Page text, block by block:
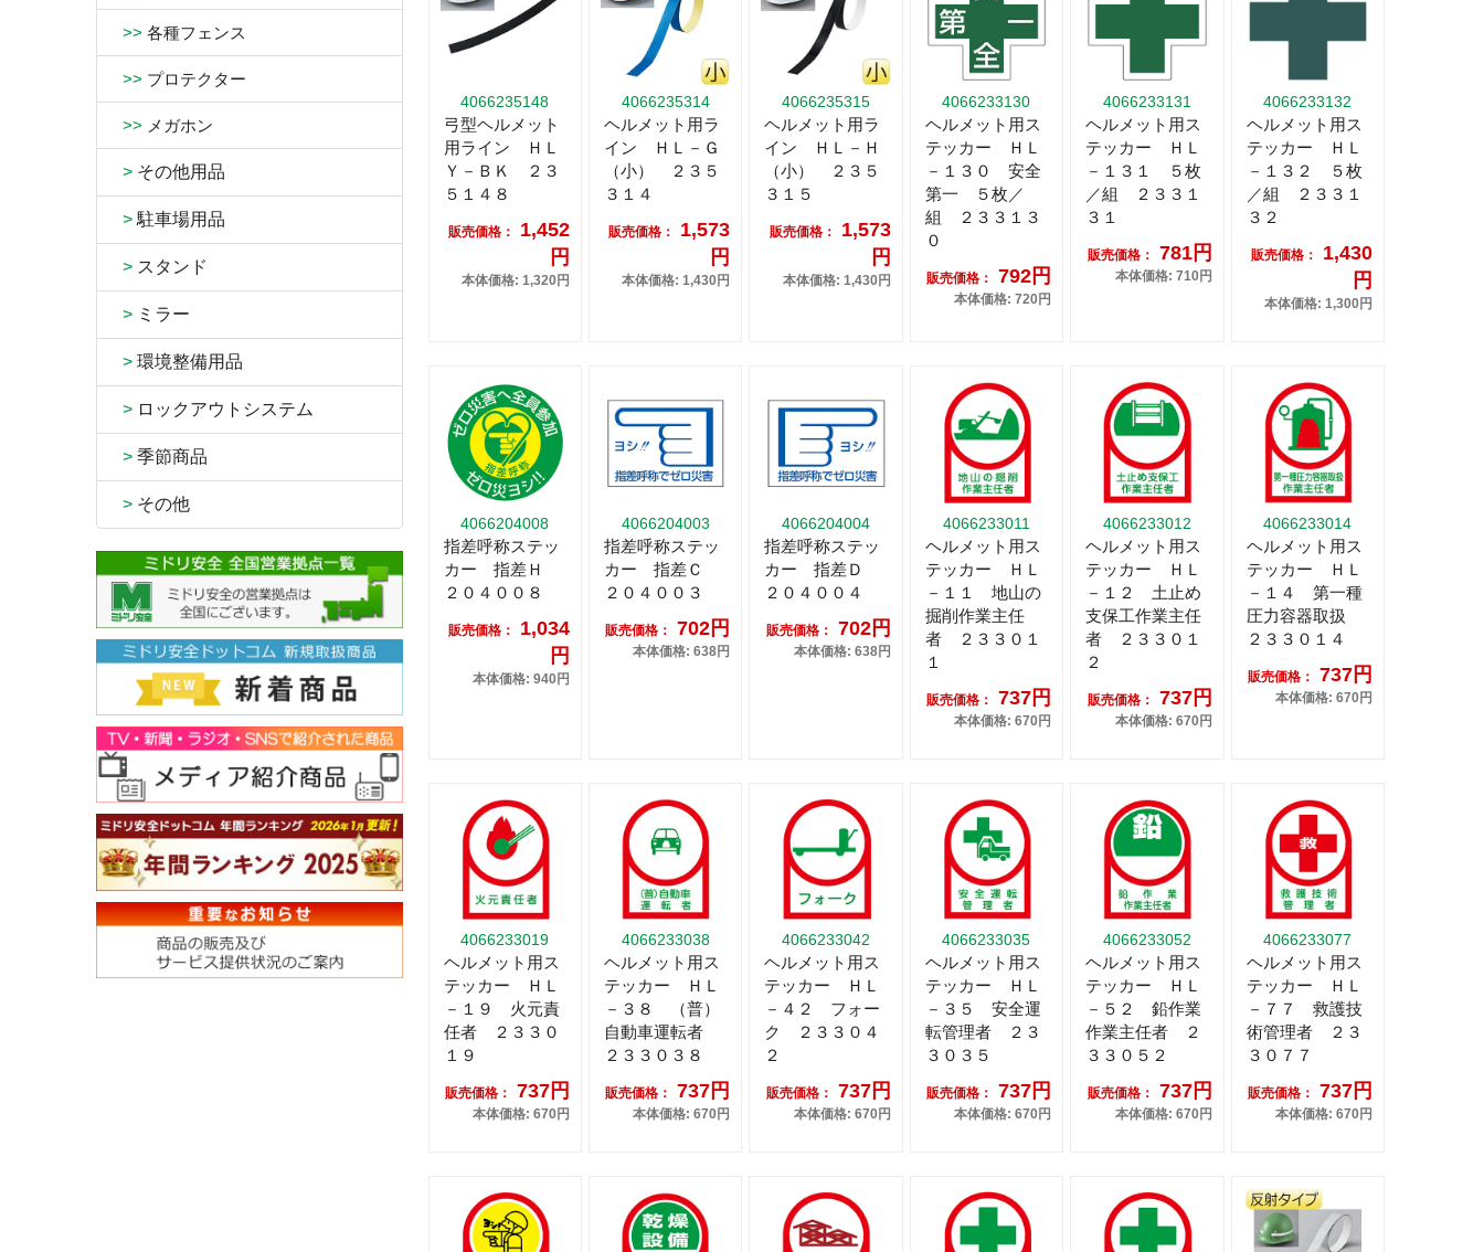
>> 各種フェンス
>> プロテクター
>> メガホン
> その他用品
> 駐車場用品
> スタンド
> ミラー
> 環境整備用品
> ロックアウトシステム
> 季節商品
> その他
4066235148
弓型ヘルメット
用ライン ＨＬ
Ｙ－ＢＫ ２３
５１４８
販売価格：
1,452
円
本体価格: 1,320円
4066235314
ヘルメット用ラ
イン ＨＬ－Ｇ
（小） ２３５
３１４
販売価格：
1,573
円
本体価格: 1,430円
4066235315
ヘルメット用ラ
イン ＨＬ－Ｈ
（小） ２３５
３１５
販売価格：
1,573
円
本体価格: 1,430円
4066233130
ヘルメット用ス
テッカー ＨＬ
－１３０ 安全
第一 ５枚／
組 ２３３１３
０
販売価格： 792円
本体価格: 720円
4066233131
ヘルメット用ス
テッカー ＨＬ
－１３１ ５枚
／組 ２３３１
３１
販売価格： 781円
本体価格: 710円
4066233132
ヘルメット用ス
テッカー ＨＬ
－１３２ ５枚
／組 ２３３１
３２
販売価格：
1,430
円
本体価格: 1,300円
4066204008
指差呼称ステッ
カー 指差Ｈ
２０４００８
販売価格：
1,034
円
本体価格: 940円
4066204003
指差呼称ステッ
カー 指差Ｃ
２０４００３
販売価格： 702円
本体価格: 638円
4066204004
指差呼称ステッ
カー 指差Ｄ
２０４００４
販売価格： 702円
本体価格: 638円
4066233011
ヘルメット用ス
テッカー ＨＬ
－１１ 地山の
掘削作業主任
者 ２３３０１
１
販売価格： 737円
本体価格: 670円
4066233012
ヘルメット用ス
テッカー ＨＬ
－１２ 土止め
支保工作業主任
者 ２３３０１
２
販売価格： 737円
本体価格: 670円
4066233014
ヘルメット用ス
テッカー ＨＬ
－１４ 第一種
圧力容器取扱
２３３０１４
販売価格： 737円
本体価格: 670円
4066233019
ヘルメット用ス
テッカー ＨＬ
－１９ 火元責
任者 ２３３０
１９
販売価格： 737円
本体価格: 670円
4066233038
ヘルメット用ス
テッカー ＨＬ
－３８ （普）
自動車運転者
２３３０３８
販売価格： 737円
本体価格: 670円
4066233042
ヘルメット用ス
テッカー ＨＬ
－４２ フォー
ク ２３３０４
２
販売価格： 737円
本体価格: 670円
4066233035
ヘルメット用ス
テッカー ＨＬ
－３５ 安全運
転管理者 ２３
３０３５
販売価格： 737円
本体価格: 670円
4066233052
ヘルメット用ス
テッカー ＨＬ
－５２ 鉛作業
作業主任者 ２
３３０５２
販売価格： 737円
本体価格: 670円
4066233077
ヘルメット用ス
テッカー ＨＬ
－７７ 救護技
術管理者 ２３
３０７７
販売価格： 737円
本体価格: 670円